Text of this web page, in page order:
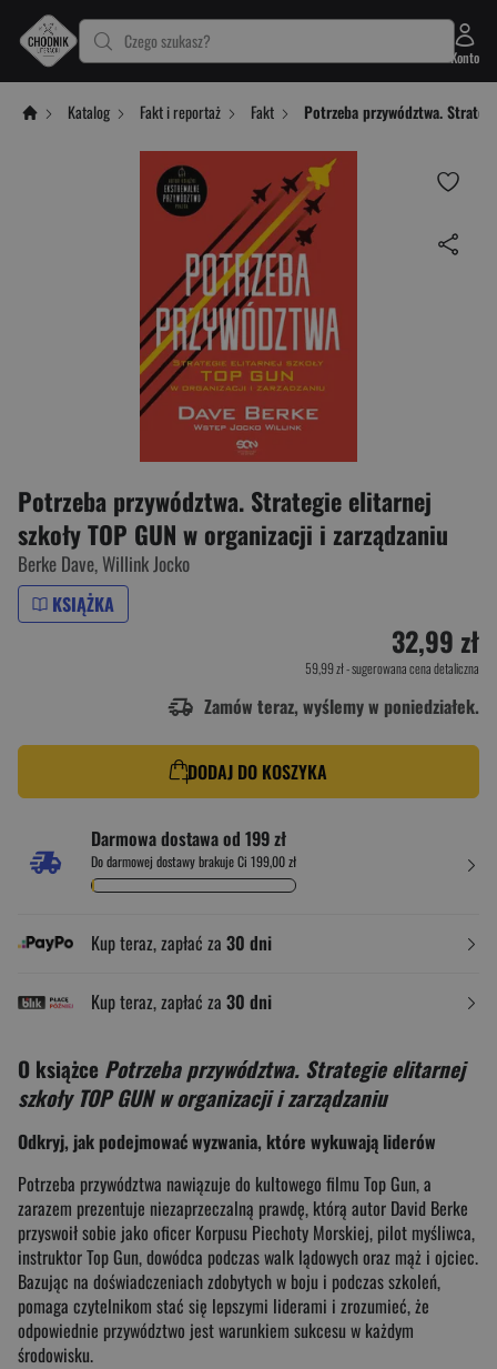
Czego szukasz?
Konto
Katalog Fakt i reportaż Fakt Potrzeba przywództwa.
Potrzeba przywództwa. Strategie elitarnej
szkoły TOP GUN w organizacji i zarządzaniu
Berke Dave, Willink Jocko
KSIĄŻKA
32,99 zł
59,99 zł- sugerowana cena detaliczna
Zamów teraz, wyślemy w poniedziałek.
DODAJ DO KOSZYKA
Darmowa dostawa od 199 zł
Do darmowej dostawy brakuje Ci 199,00 zł
Kup teraz, zapłać za 30 dni
Kup teraz, zapłać za 30 dni
O książce Potrzeba przywództwa. Strategie elitarnej
szkoły TOP GUN w organizacji i zarządzaniu
Odkryj, jak podejmować wyzwania, które wykuwają liderów
Potrzeba przywództwa nawiązuje do kultowego filmu Top Gun, a
zarazem prezentuje niezaprzeczalną prawdę, którą autor David Berke
przyswoił sobie jako oficer Korpusu Piechoty Morskiej, pilot myśliwca,
instruktor Top Gun, dowódca podczas walk lądowych oraz mąż i ojciec.
Bazując na doświadczeniach zdobytych w boju i podczas szkoleń,
pomaga czytelnikom stać się lepszymi liderami i zrozumieć, że
odpowiednie przywództwo jest warunkiem sukcesu w każdym
środowisku.